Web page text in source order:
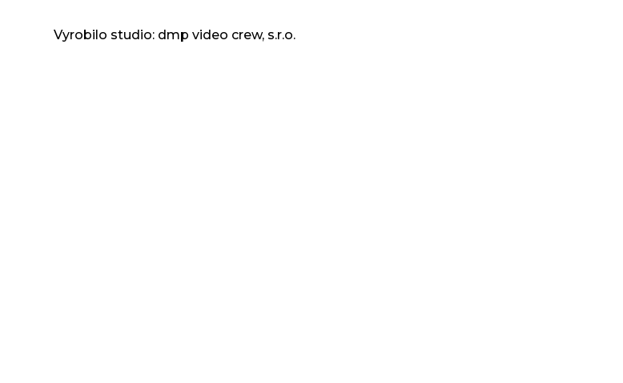
Vyrobilo studio: dmp video crew, s.r.o.